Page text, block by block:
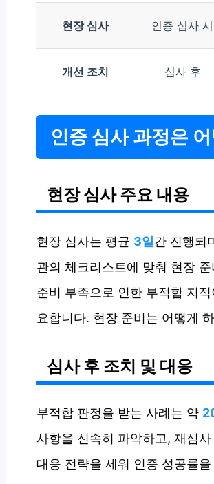
현장 심사 인증 심사 시
개선 조치 심사 후
인증 심사 과정은
현장 심사 주요 내용
현장 심사는 평균 3일간 진행되
관의 체크리스트에 맞춰 현장
준비 부족으로 인한 부적합 지
요합니다. 현장 준비는 어떻게
심사 후 조치 및 대응
부적합 판정을 받는 사례는 약
사항을 신속히 파악하고, 재심
대응 전략을 세워 인증 성공률